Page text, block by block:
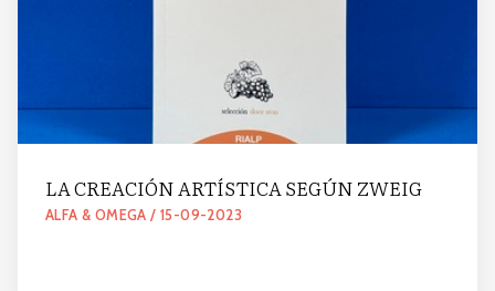
LA CREACIÓN ARTÍSTICA SEGÚN ZWEIG
ALFA & OMEGA / 15-09-2023